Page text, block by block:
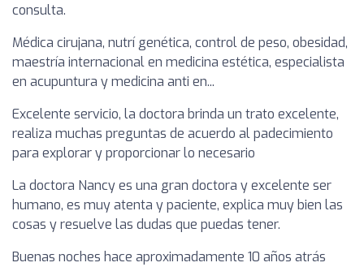
consulta.
Médica cirujana, nutrí genética, control de peso, obesidad,
maestría internacional en medicina estética, especialista
en acupuntura y medicina anti en...
Excelente servicio, la doctora brinda un trato excelente,
realiza muchas preguntas de acuerdo al padecimiento
para explorar y proporcionar lo necesario
La doctora Nancy es una gran doctora y excelente ser
humano, es muy atenta y paciente, explica muy bien las
cosas y resuelve las dudas que puedas tener.
Buenas noches hace aproximadamente 10 años atrás